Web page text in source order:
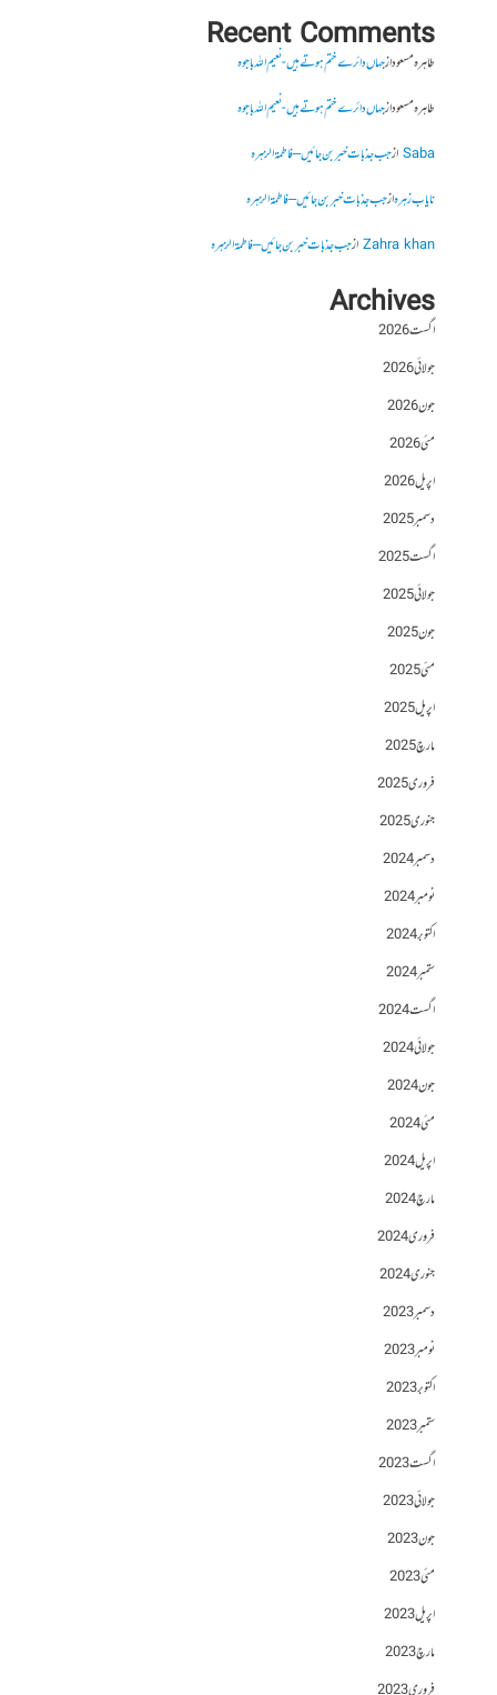
Recent Comments
طاہرہ مسعودازجہاں دائرے ختم ہوتے ہیں- نعیم اللہ باجوہ
طاہرہ مسعودازجہاں دائرے ختم ہوتے ہیں- نعیم اللہ باجوہ
Sabaازجب جذبات خبر بن جائیں – فاطمۃالزہرہ
نایاب زہرہازجب جذبات خبر بن جائیں – فاطمۃالزہرہ
Zahra khanازجب جذبات خبر بن جائیں – فاطمۃالزہرہ
Archives
اگست 2026
جولائی 2026
جون 2026
مئی 2026
اپریل 2026
دسمبر 2025
اگست 2025
جولائی 2025
جون 2025
مئی 2025
اپریل 2025
مارچ 2025
فروری 2025
جنوری 2025
دسمبر 2024
نومبر 2024
اکتوبر 2024
ستمبر 2024
اگست 2024
جولائی 2024
جون 2024
مئی 2024
اپریل 2024
مارچ 2024
فروری 2024
جنوری 2024
دسمبر 2023
نومبر 2023
اکتوبر 2023
ستمبر 2023
اگست 2023
جولائی 2023
جون 2023
مئی 2023
اپریل 2023
مارچ 2023